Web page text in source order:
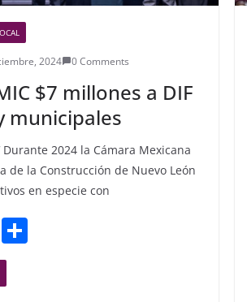
2024 0 Comments
$7 millones a DIF
municipales
Durante 2024 la Cámara Mexicana
de la Construcción de Nuevo León
en especie con
T